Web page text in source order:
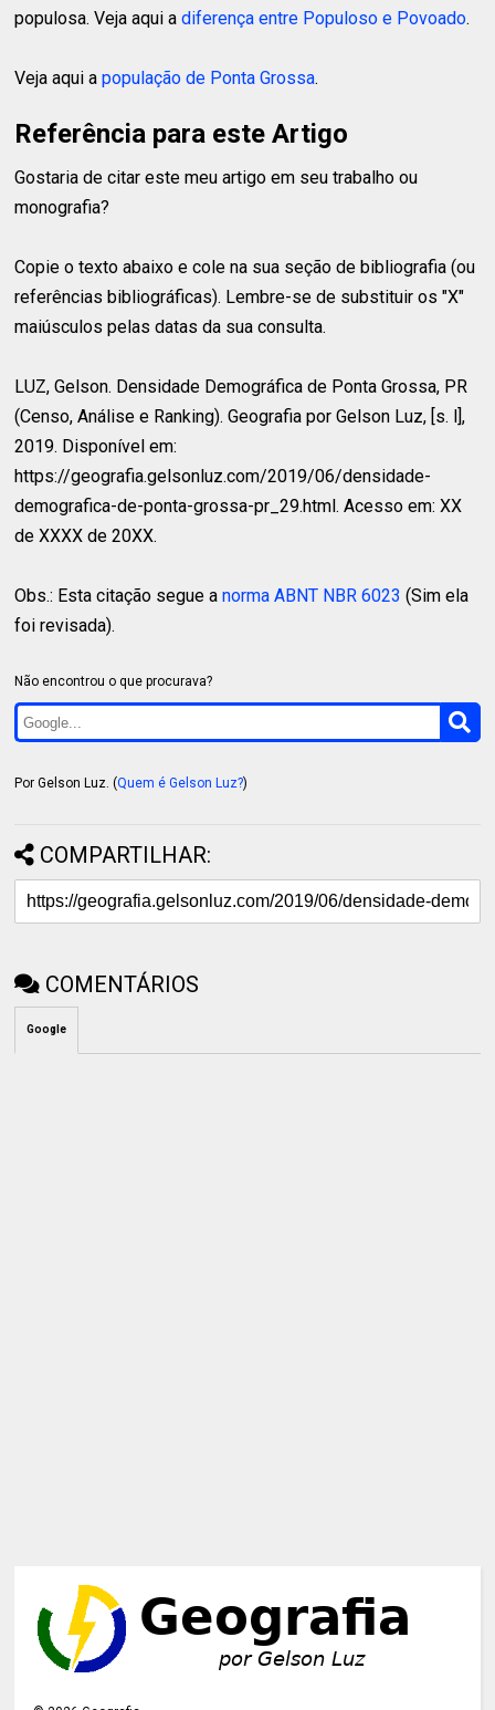
populosa. Veja aqui adiferença entre Populoso e Povoado.
Veja aqui apopulação de Ponta Grossa.
Referência para este Artigo
Gostaria de citar este meu artigo em seu trabalho ou
monografia?
Copie o texto abaixo e cole na sua seção de bibliografia (ou
referências bibliográficas). Lembre-se de substituir os "X"
maiúsculos pelas datas da sua consulta.
LUZ, Gelson. Densidade Demográfica de Ponta Grossa, PR
(Censo, Análise e Ranking). Geografia por Gelson Luz, [s. l],
2019. Disponível em:
https://geografia.gelsonluz.com/2019/06/densidade-
demografica-de-ponta-grossa-pr_29.html. Acesso em: XX
de XXXX de 20XX.
Obs.: Esta citação segue anorma ABNT NBR 6023 (Sim ela
foi revisada).
Não encontrou o que procurava?
Por Gelson Luz. (Quem é Gelson Luz?)
COMPARTILHAR:
COMENTÁRIOS
Google